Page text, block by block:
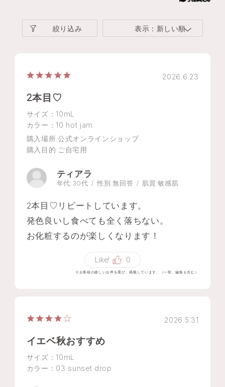
絞り込み 表示：新しい順
2026.6.23
2本目♡
サイズ：10mL
カラー：10 hot jam
購入場所:公式オンラインショップ
購入目的:ご自宅用
ティアラ
年代:30代 性別:無回答 肌質:敏感肌
2本目♡リピートしています。
発色良いし食べても全く落ちない。
お化粧するのが楽しくなります！
Like! 0
※お客様の嬉しいお声を選び、掲載しています。（一部、編集も含む）
2026.5.31
イエベ秋おすすめ
サイズ：10mL
カラー：03 sunset drop